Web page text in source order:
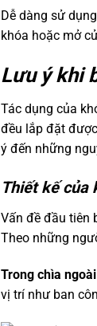
Dễ dàng sử
khóa hoặc mở
Lưu ý khi
Tác dụng của
đều lắp đặt
ý đến những
Thiết kế của
Vấn đề đầu tiên
Theo những
Trong chìa
vị trí như ban